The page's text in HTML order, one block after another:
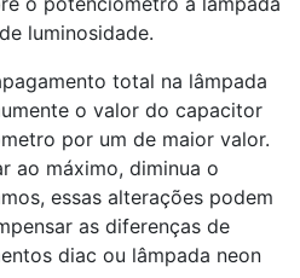
luminosidade.
total na lâmpada
o valor do capacitor
por um de maior valor.
ao máximo, diminua o
essas alterações podem
as diferenças de
diac ou lâmpada neon